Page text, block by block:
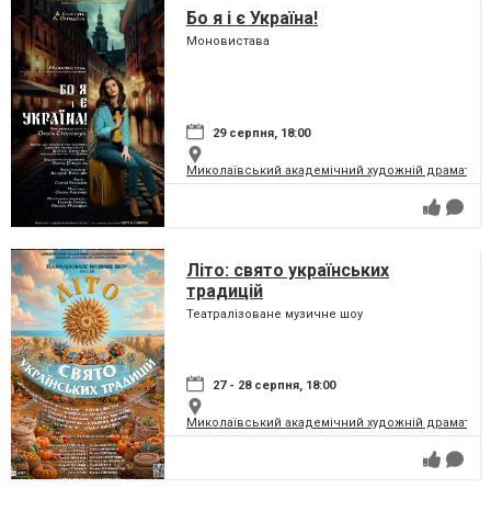
Бо я і є Україна!
Моновистава
29 серпня, 18:00
Миколаївський академічний художній
Літо: свято українських
традицій
Театралізоване музичне шоу
27 - 28 серпня, 18:00
Миколаївський академічний художній